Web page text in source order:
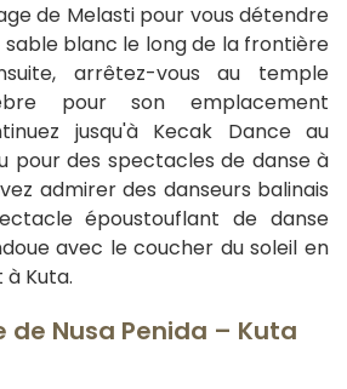
de Melasti pour vous détendre
sable blanc le long de la frontière
arrêtez-vous au temple
pour son emplacement
jusqu'à Kecak Dance au
pour des spectacles de danse à
admirer des danseurs balinais
époustouflant de danse
avec le coucher du soleil en
Kuta.
de Nusa Penida – Kuta